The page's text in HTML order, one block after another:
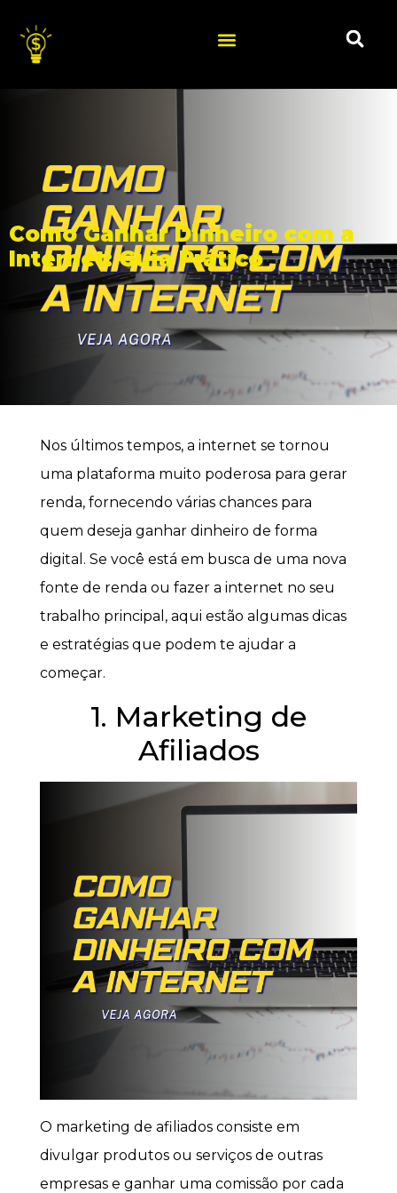
Como Ganhar Dinheiro com a
Internet: Guia Prático
Nos últimos tempos, a internet se tornou
uma plataforma muito poderosa para gerar
renda, fornecendo várias chances para
quem deseja ganhar dinheiro de forma
digital. Se você está em busca de uma nova
fonte de renda ou fazer a internet no seu
trabalho principal, aqui estão algumas dicas
e estratégias que podem te ajudar a
começar.
1. Marketing de
Afiliados
O marketing de afiliados consiste em
divulgar produtos ou serviços de outras
empresas e ganhar uma comissão por cada